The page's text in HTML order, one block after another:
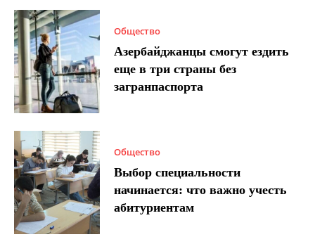
Общество
Азербайджанцы смогут ездить
еще в три страны без
загранпаспорта
Общество
Выбор специальности
начинается: что важно учесть
абитуриентам